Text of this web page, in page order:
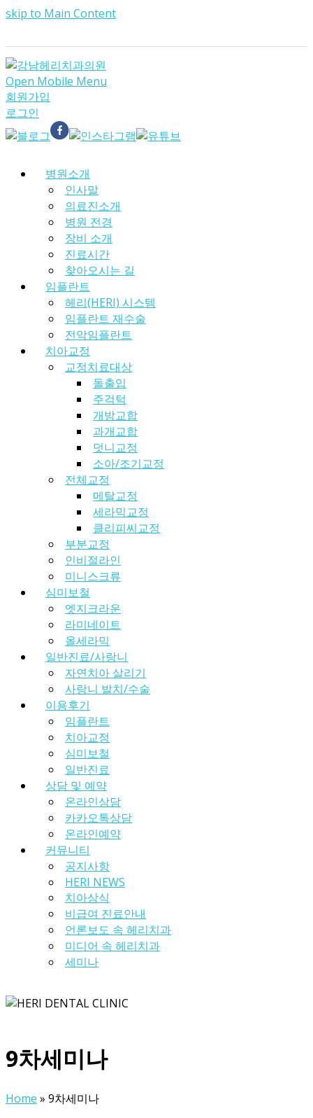
skip to Main Content
Open Mobile Menu
회원가입
로그인
병원소개
인사말
의료진소개
병원 전경
장비 소개
진료시간
찾아오시는 길
임플란트
헤리(HERI) 시스템
임플란트 재수술
전악임플란트
치아교정
교정치료대상
돌출입
주걱턱
개방교합
과개교합
덧니교정
소아/조기교정
전체교정
메탈교정
세라믹교정
클리피씨교정
부분교정
인비절라인
미니스크류
심미보철
엣지크라운
라미네이트
올세라믹
일반진료/사랑니
자연치아 살리기
사랑니 발치/수술
이용후기
임플란트
치아교정
심미보철
일반진료
상담 및 예약
온라인상담
카카오톡상담
온라인예약
커뮤니티
공지사항
HERI NEWS
치아상식
비급여 진료안내
언론보도 속 헤리치과
미디어 속 헤리치과
세미나
9차세미나
Home » 9차세미나